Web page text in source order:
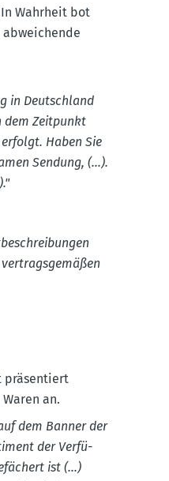
Wahrheit bot
abwei­chende
in Deutschland
dem Zeitpunkt
Haben Sie
Sendung, (...).
präsen­tiert
an.
dem Banner der
der Verfü­
ist (...)